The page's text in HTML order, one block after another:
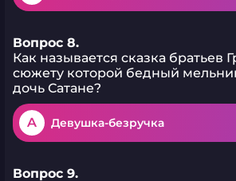
Вопрос 8.
Как называется сказка братьев
сюжету которой бедный
дочь Сатане?
A Девушка-безручка
Вопрос 9.